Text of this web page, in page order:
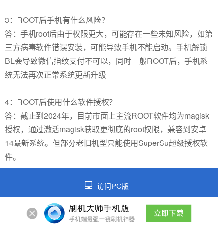
3：ROOT后手机有什么风险？
答：手机root后由于权限更大，可能存在一些未知风险，如第
三方病毒软件错误安装，可能导致手机不能启动。手机解锁
BL会导致微信指纹支付不可以，同时一般ROOT后，手机系
统无法再次正常系统更新升级
4：ROOT后使用什么软件授权？
答：截止到2024年，目前市面上主流ROOT软件均为magisk
授权，通过激活magisk获取更彻底的root权限，兼容到安卓
14最新系统。但部分老旧机型只能使用SuperSu超级授权软
件。
访问PC版
©2026 皖ICP备2021014026号